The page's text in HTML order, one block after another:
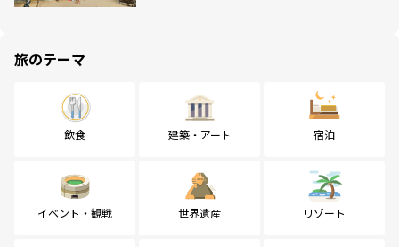
旅のテーマ
飲食 建築・アート 宿泊
イベント・観戦 世界遺産 リゾート